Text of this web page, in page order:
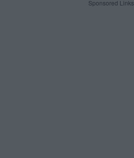
Sponsored Links